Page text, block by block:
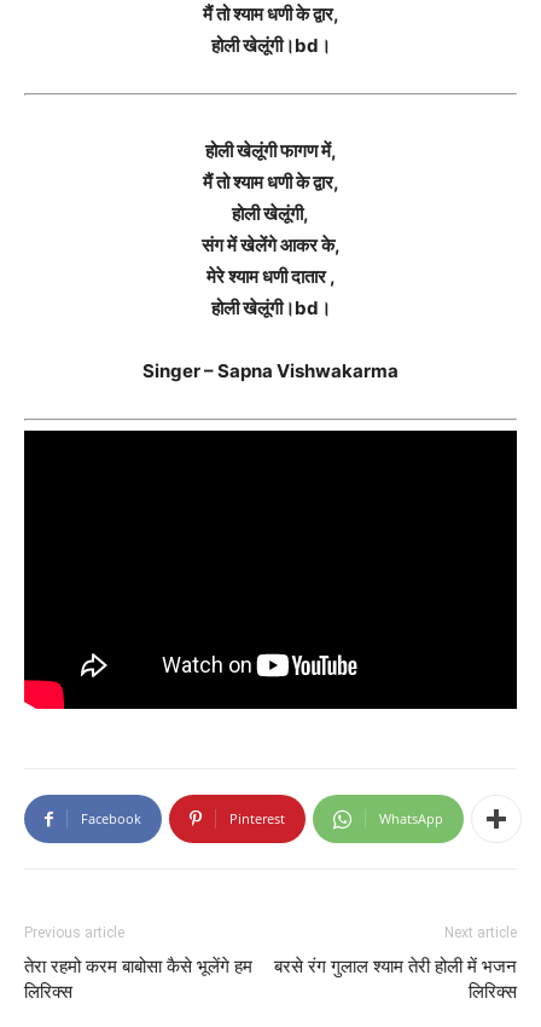
मैं तो श्याम धणी के द्वार,
होली खेलूंगी।bd।
होली खेलूंगी फागण में,
मैं तो श्याम धणी के द्वार,
होली खेलूंगी,
संग में खेलेंगे आकर के,
मेरे श्याम धणी दातार ,
होली खेलूंगी।bd।
Singer – Sapna Vishwakarma
Facebook Pinterest WhatsApp
Previous article
तेरा रहमो करम बाबोसा कैसे भूलेंगे हम
लिरिक्स
Next article
बरसे रंग गुलाल श्याम तेरी होली में भजन
लिरिक्स